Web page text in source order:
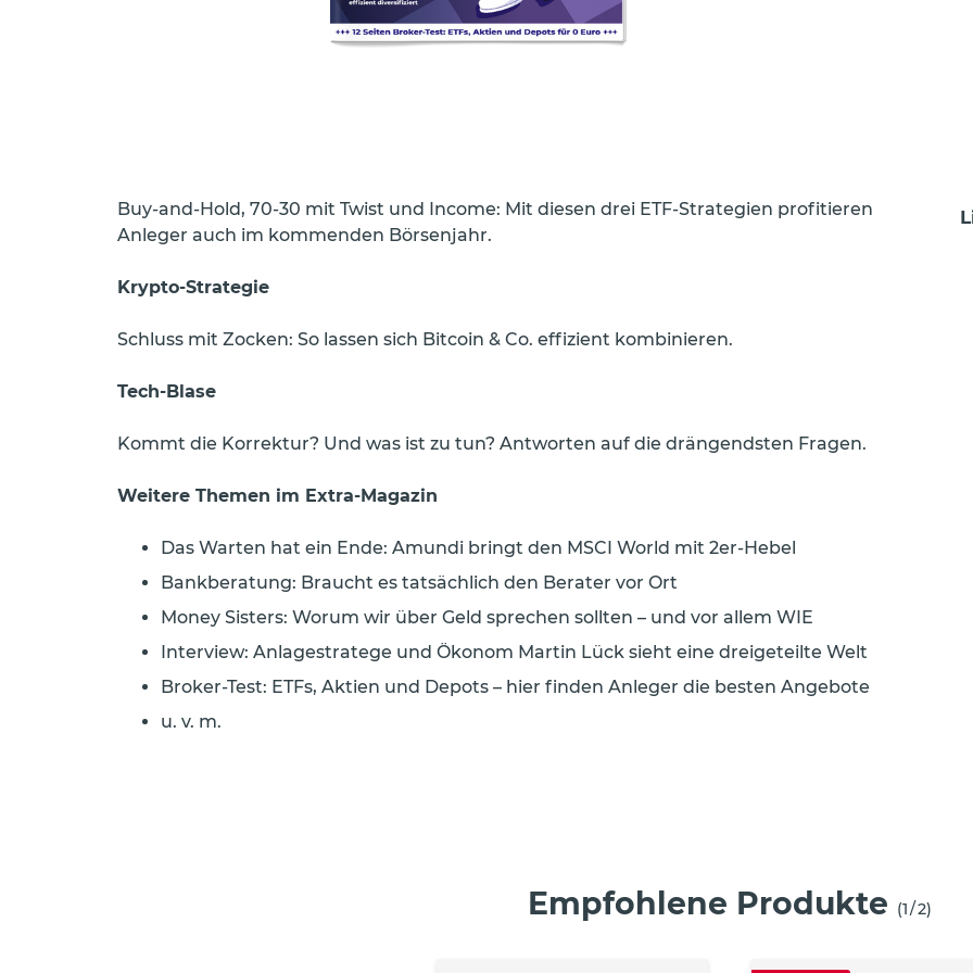
Buy-and-Hold, 70-30 mit Twist und Income: Mit diesen drei ETF-Strategien profitieren
Anleger auch im kommenden Börsenjahr.
Krypto-Strategie
Schluss mit Zocken: So lassen sich Bitcoin & Co. effizient kombinieren.
Tech-Blase
Kommt die Korrektur? Und was ist zu tun? Antworten auf die drängendsten Fragen.
Weitere Themen im Extra-Magazin
Das Warten hat ein Ende: Amundi bringt den MSCI World mit 2er-Hebel
Bankberatung: Braucht es tatsächlich den Berater vor Ort
Money Sisters: Worum wir über Geld sprechen sollten – und vor allem WIE
Interview: Anlagestratege und Ökonom Martin Lück sieht eine dreigeteilte Welt
Broker-Test: ETFs, Aktien und Depots – hier finden Anleger die besten Angebote
u. v. m.
Empfohlene Produkte (1/2)